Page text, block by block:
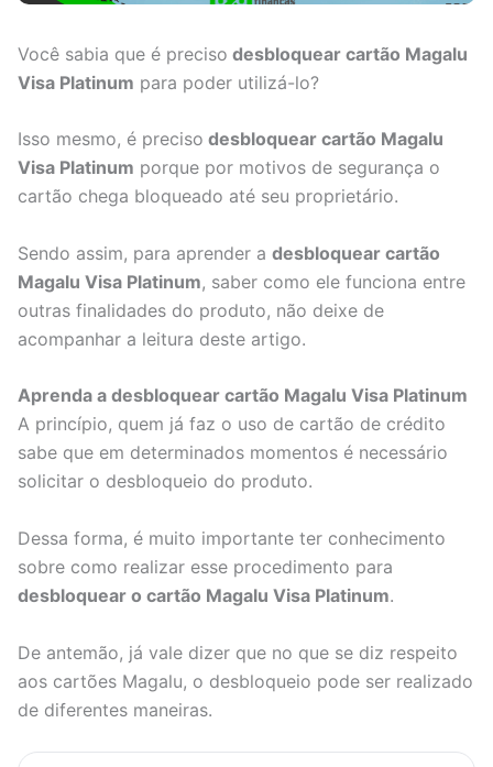
Você sabia que é preciso desbloquear cartão Magalu
Visa Platinum para poder utilizá-lo?
Isso mesmo, é preciso desbloquear cartão Magalu
Visa Platinum porque por motivos de segurança o
cartão chega bloqueado até seu proprietário.
Sendo assim, para aprender a desbloquear cartão
Magalu Visa Platinum, saber como ele funciona entre
outras finalidades do produto, não deixe de
acompanhar a leitura deste artigo.
Aprenda a desbloquear cartão Magalu Visa Platinum
A princípio, quem já faz o uso de cartão de crédito
sabe que em determinados momentos é necessário
solicitar o desbloqueio do produto.
Dessa forma, é muito importante ter conhecimento
sobre como realizar esse procedimento para
desbloquear o cartão Magalu Visa Platinum.
De antemão, já vale dizer que no que se diz respeito
aos cartões Magalu, o desbloqueio pode ser realizado
de diferentes maneiras.